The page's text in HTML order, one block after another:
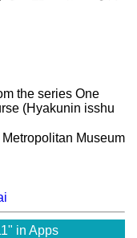
the series One
(Hyakunin isshu
Museum
in Apps